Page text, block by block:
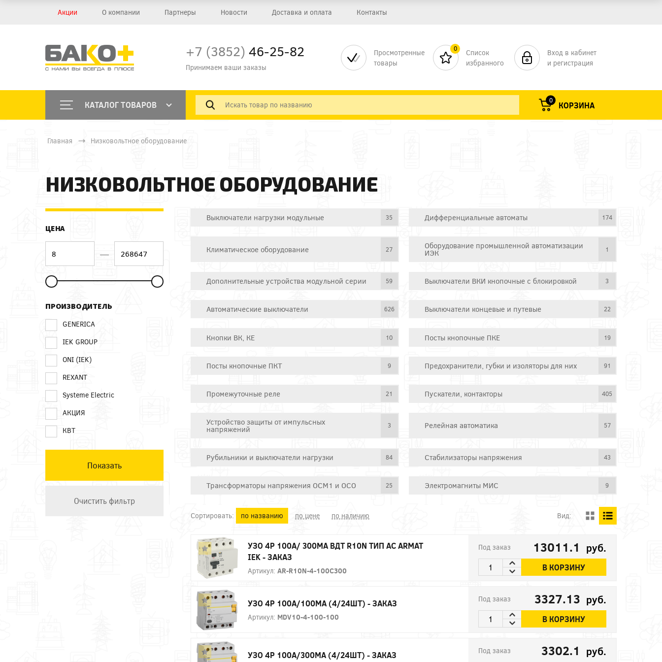
Акции О компании Партнеры Новости Доставка и оплата Контакты
+7 (3852) 46-25-82
Принимаем ваши заказы
Просмотренные
товары
0
Список
избранного
Вход в кабинет
и регистрация
КАТАЛОГ ТОВАРОВ 0 КОРЗИНА
Главная Низковольтное оборудование
НИЗКОВОЛЬТНОЕ ОБОРУДОВАНИЕ
ЦЕНА
—
ПРОИЗВОДИТЕЛЬ
GENERICA
IEK GROUP
ONI (IEK)
REXANT
Systeme Electric
АКЦИЯ
КВТ
КЭАЗ
Остальные ТМ
Техэнерго
Выключатели нагрузки модульные 35 Дифференциальные автоматы 174
Климатическое оборудование 27 Оборудование промышленной автоматизации
ИЭК 1
Дополнительные устройства модульной серии 59 Выключатели ВКИ кнопочные с блокировкой 3
Автоматические выключатели 626 Выключатели концевые и путевые 22
Кнопки ВК, КЕ 10 Посты кнопочные ПКЕ 19
Посты кнопочные ПКТ 9 Предохранители, губки и изоляторы для них 91
Промежуточные реле 21 Пускатели, контакторы 405
Устройство защиты от импульсных
напряжений 3 Релейная автоматика 57
Рубильники и выключатели нагрузки 84 Стабилизаторы напряжения 43
Трансформаторы напряжения ОСМ1 и ОСО 25 Электромагниты МИС 9
Сортировать: по названию по цене по наличию Вид:
УЗО 4P 100А/ 300МА ВДТ R10N ТИП АC ARMAT
IEK - ЗАКАЗ
Артикул: AR-R10N-4-100C300
Под заказ 13011.1 руб.
В КОРЗИНУ
УЗО 4P 100А/100МА (4/24ШТ) - ЗАКАЗ
Артикул: MDV10-4-100-100
Под заказ 3327.13 руб.
В КОРЗИНУ
УЗО 4P 100А/300МА (4/24ШТ) - ЗАКАЗ Под заказ 3302.1 руб.